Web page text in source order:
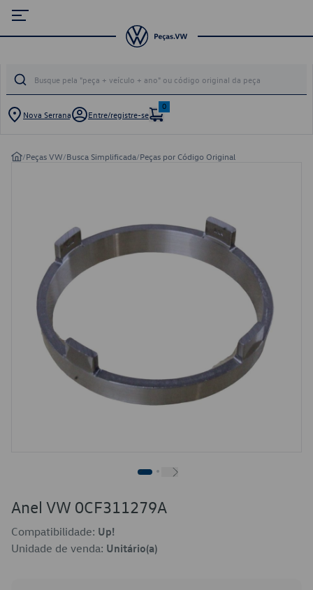
Nova Serrana Entre/registre-se
0
/Peças VW/Busca Simplificada/Peças por Código Original
Anel VW 0CF311279A
Compatibilidade: Up!
Unidade de venda: Unitário(a)